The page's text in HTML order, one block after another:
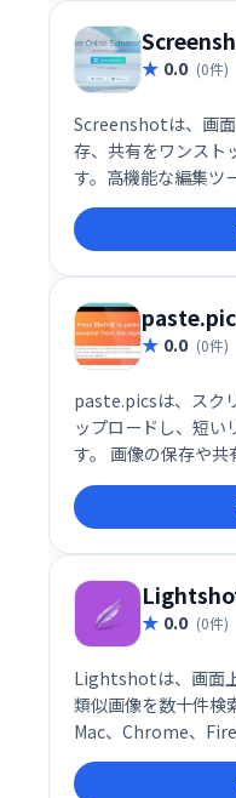
0.0 (0件)
Screenshotは、画
存、共有をワンスト
す。高機能な編集ツ
保存して簡単にチ
なスクリーンショッ
させましょう。
0.0 (0件)
paste.picsは、スク
ップロードし、短い
す。 画像の保存や
クを生成して他者
0.0 (0件)
Lightshotは、画面
類似画像を数十件検
Mac、Chrome、
ムに対応していま
って、画像検索もで